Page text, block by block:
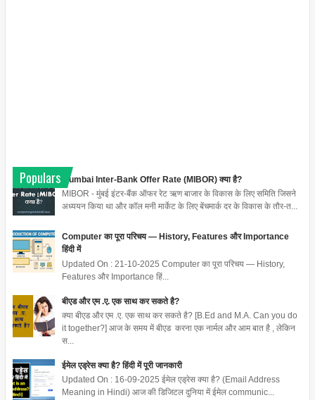
Populars
Mumbai Inter-Bank Offer Rate (MIBOR) क्या है?
MIBOR - मुंबई इंटर-बैंक ऑफर रेट ऋण बाजार के विकास के लिए समिति जिसने
अध्ययन किया था और कॉल मनी मार्केट के लिए बेंचमार्क दर के विकास के तौर-त...
Computer का पूरा परिचय — History, Features और Importance
हिंदी में
Updated On : 21-10-2025 Computer का पूरा परिचय — History,
Features और Importance हिं...
बीएड और एम .ए. एक साथ कर सकते है?
क्या बीएड और एम .ए. एक साथ कर सकते है? [B.Ed and M.A. Can you do
it together?] आज के समय में बीएड करना एक नार्मल और आम बात है , लेकिन
स...
ईमेल एड्रेस क्या है? हिंदी में पूरी जानकारी
Updated On : 16-09-2025 ईमेल एड्रेस क्या है? (Email Address
Meaning in Hindi) आज की डिजिटल दुनिया में ईमेल communic...